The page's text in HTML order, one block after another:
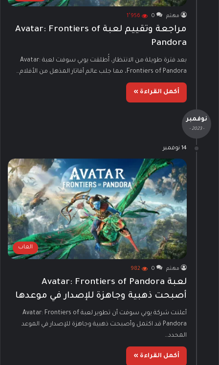
مهتم 0 1٬956
مراجعة وتقييم لعبة Avatar: Frontiers of
Pandora
بعد فترة طويلة من الانتظار، أُطلقت يوبي سوفت لعبة Avatar:
Frontiers of Pandora، مما جلب عالم أفاتار المذهل من الأفلام…
أكمل القراءة »
نوفمبر
- 2023 -
14 نوفمبر
العاب
مهتم 0
982
لعبة Avatar: Frontiers of Pandora
أصبحت ذهبية وجاهزة للإصدار في موعدها
أعلنت شركة يوبي سوفت أن تطوير لعبة Avatar: Frontiers of
Pandora قد اكتمل وأصبحت ذهبية وجاهزة للإصدار في الموعد
المحدد…
أكمل القراءة »